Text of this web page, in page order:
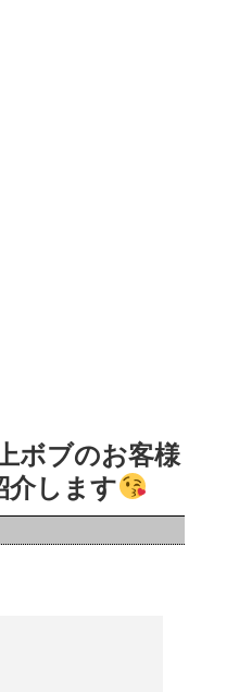
ボブのお客様
介します